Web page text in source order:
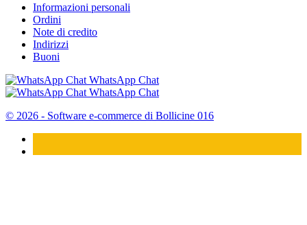
Informazioni personali
Ordini
Note di credito
Indirizzi
Buoni
WhatsApp Chat
WhatsApp Chat
© 2026 - Software e-commerce di Bollicine 016